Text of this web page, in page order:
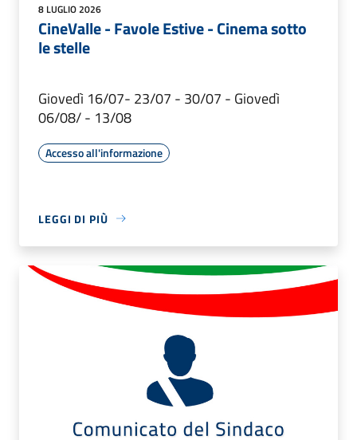
8 LUGLIO 2026
CineValle - Favole Estive - Cinema sotto
le stelle
Giovedì 16/07- 23/07 - 30/07 - Giovedì
06/08/ - 13/08
Accesso all'informazione
LEGGI DI PIÙ